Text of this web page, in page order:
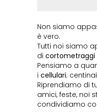
Non siamo
è vero.
Tutti noi siamo
di cortometraggi
Pensiamo a
i cellulari;
Riprendiamo di
amici, feste, noi
condividiamo